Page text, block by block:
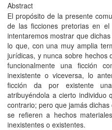
Abstract
El propósito de la presente
de las ficciones pretorias en
intentaremos mostrar que
lo que, con una muy amplia
jurídicas, y nunca sobre hechos
funcionalmente una ficción
inexistente o viceversa, lo
ficción da por existente
atribuyéndola a cierto individuo
contrario; pero que jamás
se refieren a hechos
inexistentes o existentes.